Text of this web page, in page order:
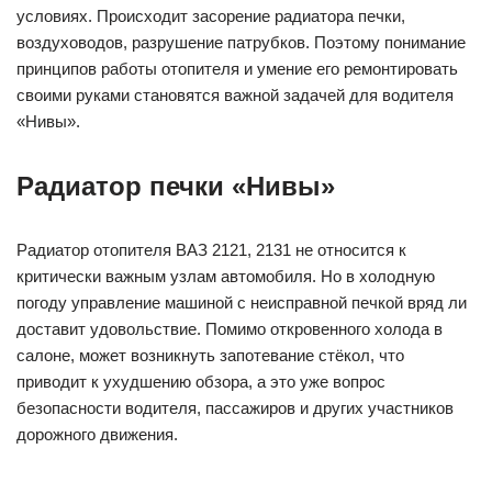
условиях. Происходит засорение радиатора печки,
воздуховодов, разрушение патрубков. Поэтому понимание
принципов работы отопителя и умение его ремонтировать
своими руками становятся важной задачей для водителя
«Нивы».
Радиатор печки «Нивы»
Радиатор отопителя ВАЗ 2121, 2131 не относится к
критически важным узлам автомобиля. Но в холодную
погоду управление машиной с неисправной печкой вряд ли
доставит удовольствие. Помимо откровенного холода в
салоне, может возникнуть запотевание стёкол, что
приводит к ухудшению обзора, а это уже вопрос
безопасности водителя, пассажиров и других участников
дорожного движения.